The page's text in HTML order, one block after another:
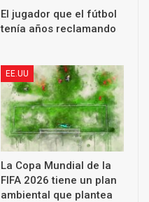
El jugador que el fútbol
tenía años reclamando
EE.UU
La Copa Mundial de la
FIFA 2026 tiene un plan
ambiental que plantea